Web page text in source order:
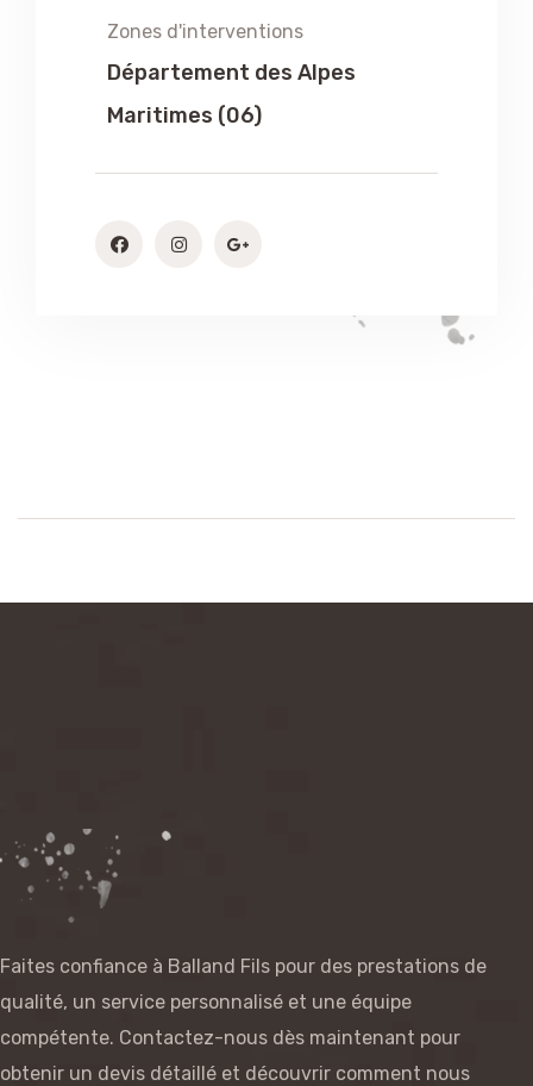
Zones d'interventions
Département des Alpes
Maritimes (06)
Faites confiance à Balland Fils pour des prestations de
qualité, un service personnalisé et une équipe
compétente. Contactez-nous dès maintenant pour
obtenir un devis détaillé et découvrir comment nous